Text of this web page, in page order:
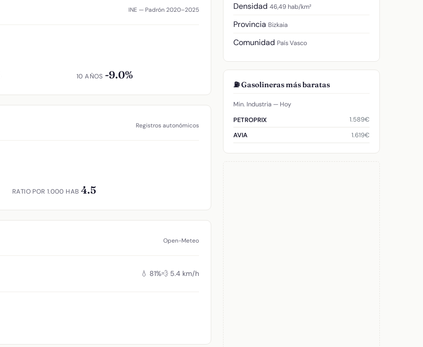
INE — Padrón 2020–2025
10 AÑOS -9.0%
Registros autonómicos
RATIO POR 1.000 HAB 4.5
Open-Meteo
💧 81%💨 5.4 km/h
Densidad 46,49 hab/km²
Provincia Bizkaia
Comunidad País Vasco
⛽ Gasolineras más baratas
Min. Industria — Hoy
PETROPRIX
1.589€
AVIA
1.619€